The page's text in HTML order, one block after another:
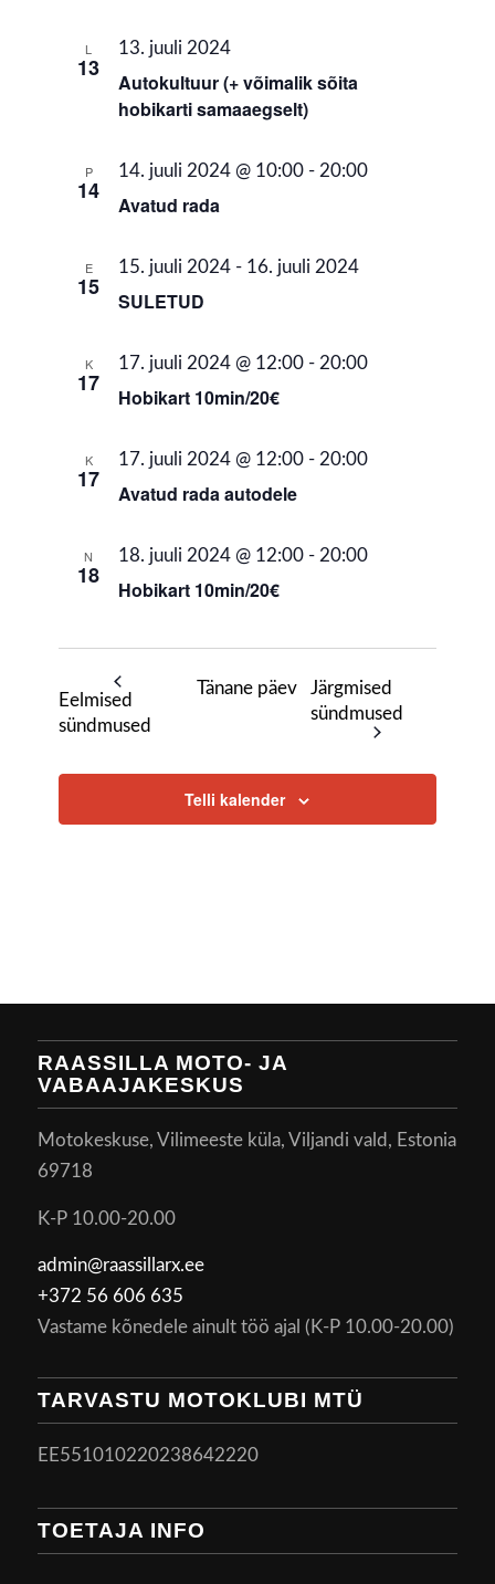
L
13
13. juuli 2024
Autokultuur (+ võimalik sõita
hobikarti samaaegselt)
P
14
14. juuli 2024 @ 10:00 - 20:00
Avatud rada
E
15
15. juuli 2024 - 16. juuli 2024
SULETUD
K
17
17. juuli 2024 @ 12:00 - 20:00
Hobikart 10min/20€
K
17
17. juuli 2024 @ 12:00 - 20:00
Avatud rada autodele
N
18
18. juuli 2024 @ 12:00 - 20:00
Hobikart 10min/20€
Eelmised
sündmused
Tänane päev
Järgmised
sündmused
Telli kalender
RAASSILLA MOTO- JA
VABAAJAKESKUS
Motokeskuse, Vilimeeste küla, Viljandi vald, Estonia
69718
K-P 10.00-20.00
admin@raassillarx.ee
+372 56 606 635
Vastame kõnedele ainult töö ajal (K-P 10.00-20.00)
TARVASTU MOTOKLUBI MTÜ
EE551010220238642220
TOETAJA INFO